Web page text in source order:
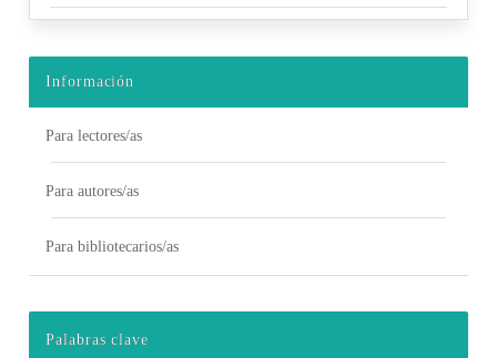
Información
Para lectores/as
Para autores/as
Para bibliotecarios/as
Palabras clave